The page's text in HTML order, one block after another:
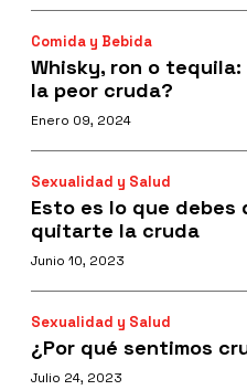
Comida y Bebida
Whisky, ron o
la peor cruda?
Enero 09, 2024
Sexualidad y Salud
Esto es lo que debes
quitarte la cruda
Junio 10, 2023
Sexualidad y Salud
¿Por qué sentimos
Julio 24, 2023